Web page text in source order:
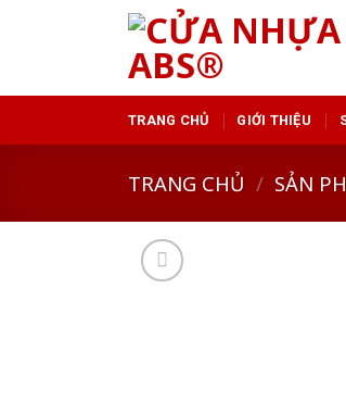
TRANG CHỦ GIỚI THIỆU
TRANG CHỦ / SẢN